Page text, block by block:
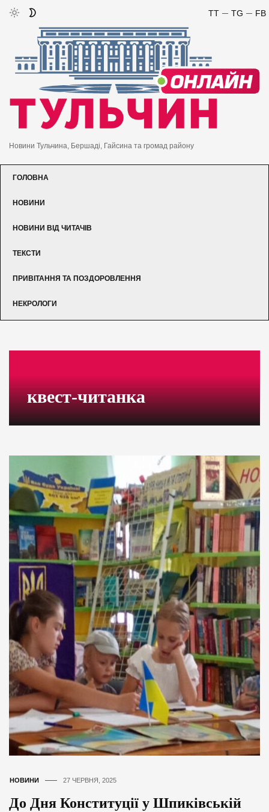
FB
TG
TT
Новини Тульчина, Бершаді, Гайсина та громад району
ГОЛОВНА
НОВИНИ
НОВИНИ ВІД ЧИТАЧІВ
ТЕКСТИ
ПРИВІТАННЯ ТА ПОЗДОРОВЛЕННЯ
НЕКРОЛОГИ
квест-читанка
НОВИНИ 27 ЧЕРВНЯ, 2025
До Дня Конституції у Шпиківській